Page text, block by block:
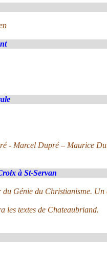
- Marcel Dupré – Maurice
à St-Servan
du Génie du Christianisme.
les textes de Chateaubriand.